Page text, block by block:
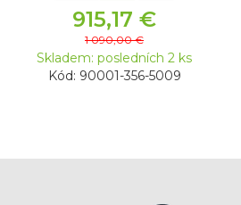
915,17 €
1 090,00 €
Skladem: posledních 2 ks
Kód: 90001-356-5009